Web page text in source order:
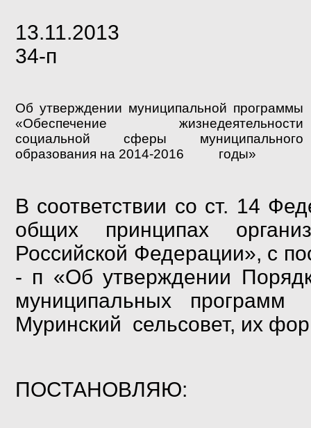
13.11.2013
34-п
Об утверждении муниципальной программы
«Обеспечение жизнедеятельности
социальной сферы муниципального
образования на 2014-2016 годы»
В соответствии со ст. 14
общих принципах
Российской Федерации», с
- п «Об утверждении
муниципальных
Муринский сельсовет, их
ПОСТАНОВЛЯЮ: